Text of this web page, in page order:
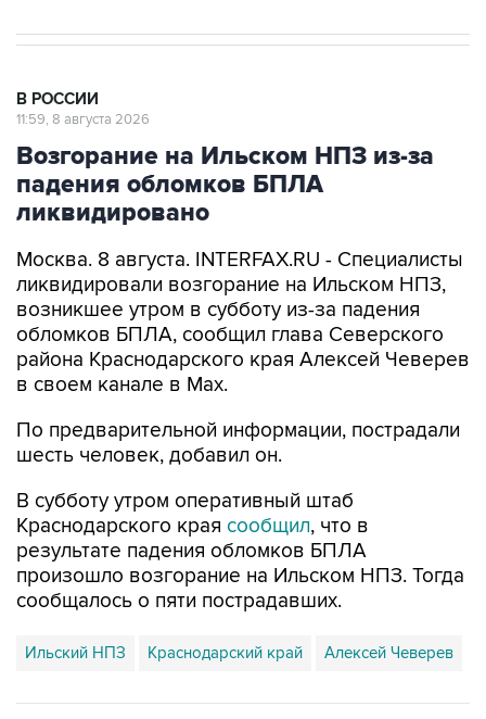
В РОССИИ
11:59, 8 августа 2026
Возгорание на Ильском НПЗ из-за
падения обломков БПЛА
ликвидировано
Москва. 8 августа. INTERFAX.RU - Специалисты
ликвидировали возгорание на Ильском НПЗ,
возникшее утром в субботу из-за падения
обломков БПЛА, сообщил глава Северского
района Краснодарского края Алексей Чеверев
в своем канале в Max.
По предварительной информации, пострадали
шесть человек, добавил он.
В субботу утром оперативный штаб
Краснодарского края сообщил, что в
результате падения обломков БПЛА
произошло возгорание на Ильском НПЗ. Тогда
сообщалось о пяти пострадавших.
Ильский НПЗ Краснодарский край Алексей Чеверев